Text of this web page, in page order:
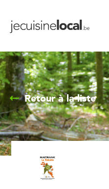
Retour à la liste